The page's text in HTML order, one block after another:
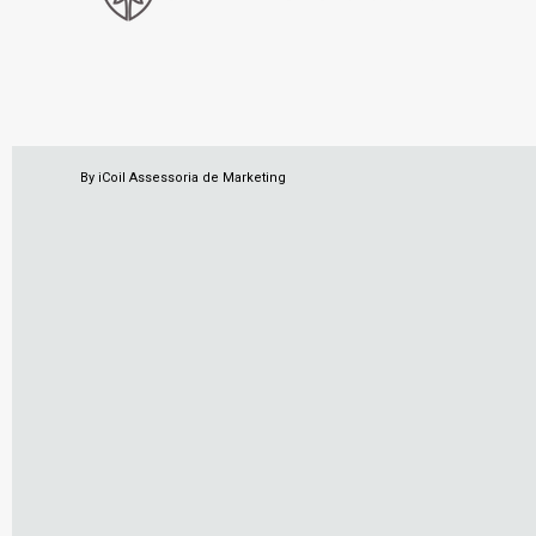
By iCoil Assessoria de Marketing